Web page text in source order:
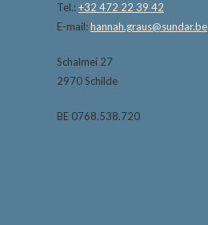
Tel.:+32 472 22 39 42
E-mail:hannah.graus@sundar.be
Schalmei 27
2970 Schilde
BE 0768.538.720